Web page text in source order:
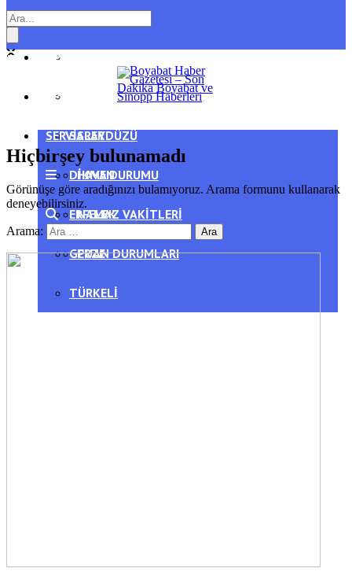
AYANCIK
SARAYDÜZÜ
DIKMEN
ERFELEK
GERZE
TÜRKELI
GENEL
SPOR
SERVISLER
HAVA DURUMU
NAMAZ VAKITLERI
PUAN DURUMLARI
Hiçbirşey bulunamadı
Görünüşe göre aradığınızı bulamıyoruz. Arama formunu kullanarak
deneyebilirsiniz.
Arama: